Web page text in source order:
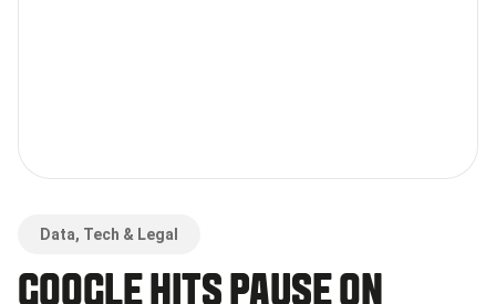
Data, Tech & Legal